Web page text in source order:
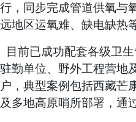
行，同步完成管道供氧
远地区运氧难、缺电缺热
目前已成功配套各级卫
驻勤单位、野外工程营地
户，典型案例包括西藏芒
及多地高原哨所部署，通